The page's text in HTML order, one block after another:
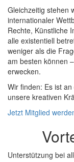
Gleichzeitig stehen
internationaler
Rechte, Künstliche
alle existentiell
weniger als die
am besten können
erwecken.
Wir ﬁnden: Es ist
unsere kreativen
Jetzt Mitglied
Unterstützung bei